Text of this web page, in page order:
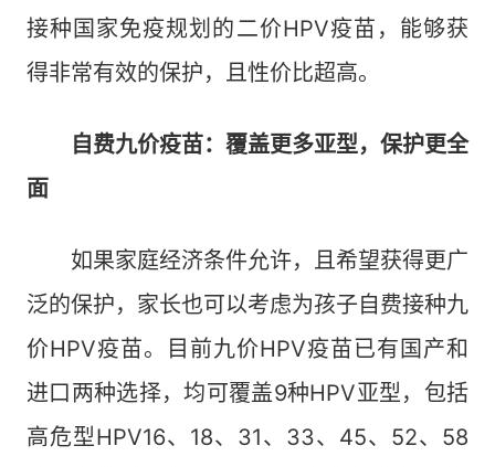
接种国家免疫规划的二价HPV疫苗，能够获
得非常有效的保护，且性价比超高。
自费九价疫苗：覆盖更多亚型，保护更全
面
如果家庭经济条件允许，且希望获得更广
泛的保护，家长也可以考虑为孩子自费接种九
价HPV疫苗。目前九价HPV疫苗已有国产和
进口两种选择，均可覆盖9种HPV亚型，包括
高危型HPV16、18、31、33、45、52、58